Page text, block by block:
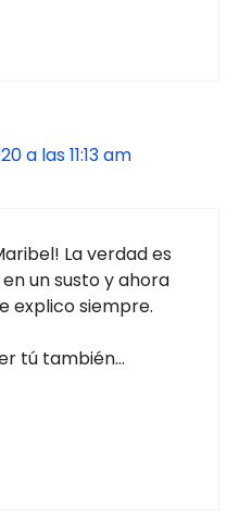
a las 11:13 am
La verdad es
un susto y ahora
explico siempre.
tú también…